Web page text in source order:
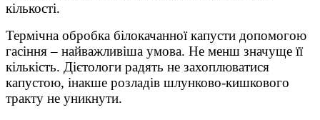
кількості.
Термічна обробка білокачанної капусти допомогою
гасіння – найважливіша умова. Не менш значуще її
кількість. Дієтологи радять не захоплюватися
капустою, інакше розладів шлунково-кишкового
тракту не уникнути.